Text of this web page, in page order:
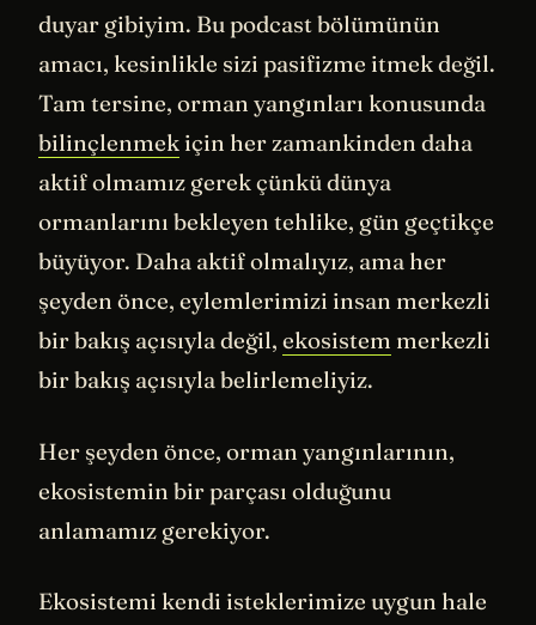
duyar gibiyim. Bu podcast bölümünün
amacı, kesinlikle sizi pasifizme itmek değil.
Tam tersine, orman yangınları konusunda
bilinçlenmek için her zamankinden daha
aktif olmamız gerek çünkü dünya
ormanlarını bekleyen tehlike, gün geçtikçe
büyüyor. Daha aktif olmalıyız, ama her
şeyden önce, eylemlerimizi insan merkezli
bir bakış açısıyla değil, ekosistem merkezli
bir bakış açısıyla belirlemeliyiz.
Her şeyden önce, orman yangınlarının,
ekosistemin bir parçası olduğunu
anlamamız gerekiyor.
Ekosistemi kendi isteklerimize uygun hale